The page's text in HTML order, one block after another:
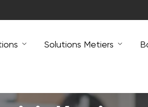
Solutions Metiers